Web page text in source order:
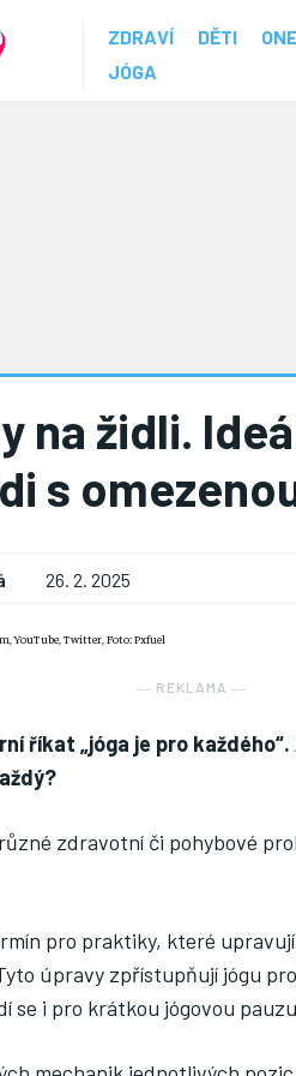
ZDRAVÍ DĚTI
JÓGA
na židli.
s
26. 2. 2025
YouTube, Twitter, Foto: Pxfuel
― REKLAMA ―
říkat „jóga je pro
zdravotní či pohybové
pro praktiky, které
úpravy zpřístupňují jógu
se i pro krátkou jógovou